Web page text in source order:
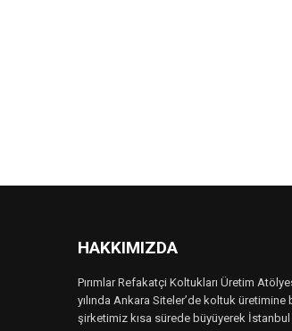
HAKKIMIZDA
Pırımlar Refakatçi Koltukları Üretim
yılında Ankara Siteler’de koltuk üretimine
şirketimiz kısa sürede büyüyerek İstanbul